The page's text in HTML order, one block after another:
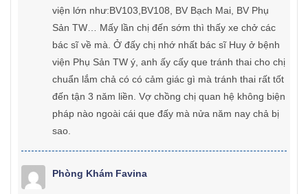
viện lớn như:BV103,BV108, BV Bạch Mai, BV Phụ
Sản TW… Mấy lần chị đến sớm thì thấy xe chở các
bác sĩ về mà. Ở đấy chị nhớ nhất bác sĩ Huy ở bệnh
viện Phụ Sản TW ý, anh ấy cấy que tránh thai cho chị
chuẩn lắm chả có có cảm giác gì mà tránh thai rất tốt
đến tận 3 năm liền. Vợ chồng chị quan hệ không biện
pháp nào ngoài cái que đấy mà nửa năm nay chả bị
sao.
Phòng Khám Favina